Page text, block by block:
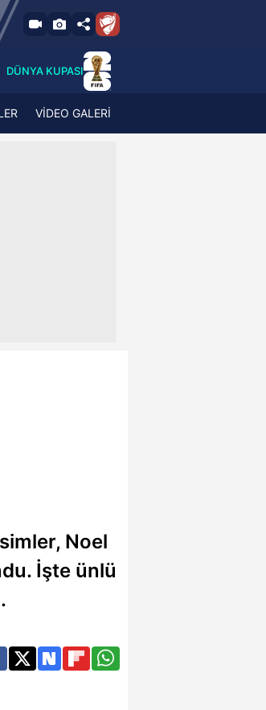
- Per
19:00
FC RFS
A Haber Radyo
A Spor Radyo
A News Radio
DÜNYA KUPASI
VİDEO GALERİ
Noel
İşte ünlü